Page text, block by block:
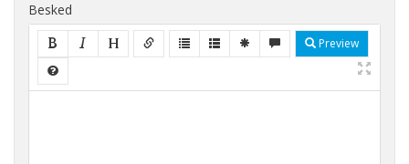
Besked
Preview